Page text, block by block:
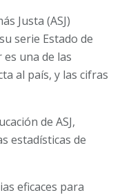
Justa (ASJ)
serie Estado de
es una de las
al país, y las cifras
de ASJ,
estadísticas de
eficaces para